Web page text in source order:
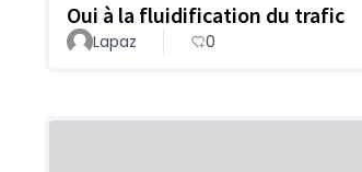
Oui à la fluidification du trafic
Lapaz 0